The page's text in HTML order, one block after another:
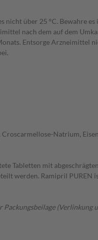
über 25 °C. Bewahre
nach dem auf dem
Entsorge
Natrium,
Tabletten mit
werden. Ramipril
(Verlinkung